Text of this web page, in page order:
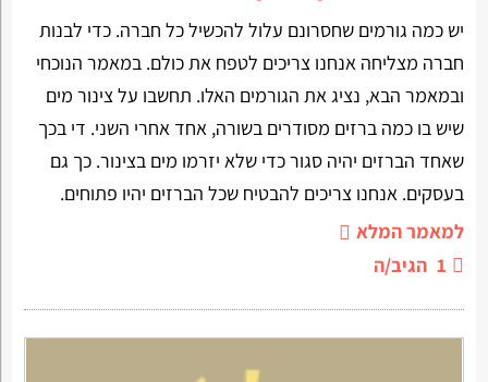
יש כמה גורמים שחסרונם עלול להכשיל כל חברה. כדי לבנות
חברה מצליחה אנחנו צריכים לטפח את כולם. במאמר הנוכחי
ובמאמר הבא, נציג את הגורמים האלו. תחשבו על צינור מים
שיש בו כמה ברזים מסודרים בשורה, אחד אחרי השני. די בכך
שאחד הברזים יהיה סגור כדי שלא יזרמו מים בצינור. כך גם
בעסקים. אנחנו צריכים להבטיח שכל הברזים יהיו פתוחים.
למאמר המלא
1 הגיב/ה